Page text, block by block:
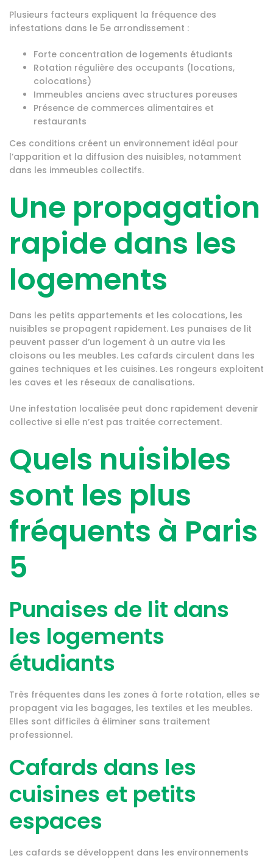
Plusieurs facteurs expliquent la fréquence des
infestations dans le 5e arrondissement :
Forte concentration de logements étudiants
Rotation régulière des occupants (locations,
colocations)
Immeubles anciens avec structures poreuses
Présence de commerces alimentaires et
restaurants
Ces conditions créent un environnement idéal pour
l’apparition et la diffusion des nuisibles, notamment
dans les immeubles collectifs.
Une propagation
rapide dans les
logements
Dans les petits appartements et les colocations, les
nuisibles se propagent rapidement. Les punaises de lit
peuvent passer d’un logement à un autre via les
cloisons ou les meubles. Les cafards circulent dans les
gaines techniques et les cuisines. Les rongeurs exploitent
les caves et les réseaux de canalisations.
Une infestation localisée peut donc rapidement devenir
collective si elle n’est pas traitée correctement.
Quels nuisibles
sont les plus
fréquents à Paris
5
Punaises de lit dans
les logements
étudiants
Très fréquentes dans les zones à forte rotation, elles se
propagent via les bagages, les textiles et les meubles.
Elles sont difficiles à éliminer sans traitement
professionnel.
Cafards dans les
cuisines et petits
espaces
Les cafards se développent dans les environnements